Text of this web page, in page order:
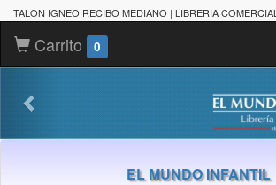
TALON IGNEO RECIBO MEDIANO | LIBRERIA
Carrito 0
EL MUNDO INFANTIL